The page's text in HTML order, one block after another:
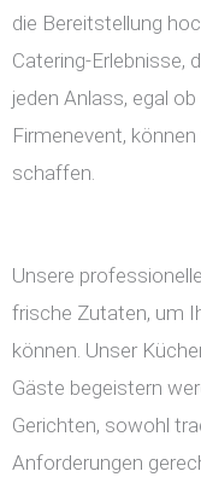
die Bereitstellung
Catering-Erlebnisse,
jeden Anlass, egal
Firmenevent,
schaffen.
Unsere
frische Zutaten, um
können. Unser
Gäste begeistern
Gerichten, sowohl
Anforderungen